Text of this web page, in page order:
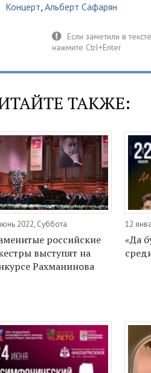
Концерт, Альберт Сафарян
ТАКЖЕ:
2022, Суббота
российские
выступят на
Рахманинова
12
«Да